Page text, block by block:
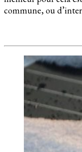
commune, ou